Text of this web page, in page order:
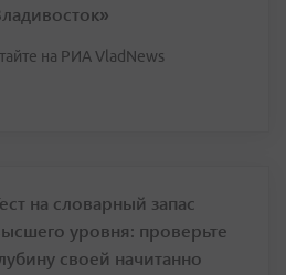
на РИА VladNews
на словарный запас
уровня: проверьте
своей начитанно